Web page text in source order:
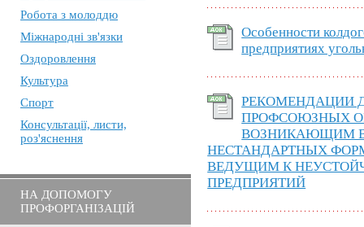
Робота з молоддю
Міжнародні зв'язки
Оздоровлення
Культура
Спорт
Консультації, листи,
роз'яснення
НА ДОПОМОГУ
ПРОФОРГАНІЗАЦІЙ
Особенности
предприятиях
РЕКОМЕНДАЦИИ
ПРОФСОЮЗНЫХ
ВОЗНИКАЮЩИМ
НЕСТАНДАРТНЫХ
ВЕДУЩИМ К
ПРЕДПРИЯТИЙ